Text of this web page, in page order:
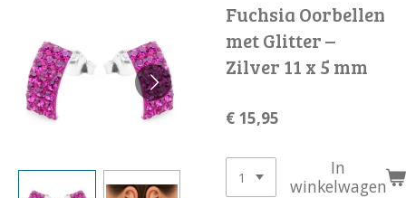
Fuchsia Oorbellen
met Glitter –
Zilver 11 x 5 mm
€ 15,95
In
winkelwagen